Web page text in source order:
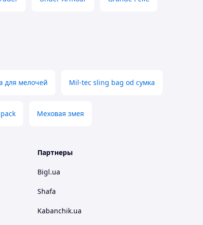
для мелочей Mil-tec sling bag od сумка
Меховая змея
Партнеры
Bigl.ua
Shafa
Kabanchik.ua